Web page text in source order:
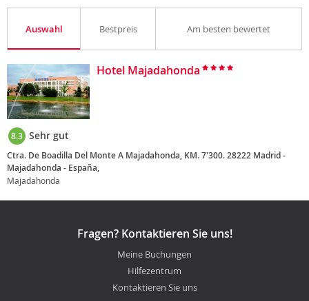
Auswahl Bestpreis Am besten bewertet
Hotel Majadahonda
8.3 Sehr gut
Ctra. De Boadilla Del Monte A Majadahonda, KM. 7'300. 28222 Madrid -
Majadahonda - España,
Majadahonda
Fragen? Kontaktieren Sie uns!
Meine Buchungen
Hilfezentrum
Kontaktieren Sie uns